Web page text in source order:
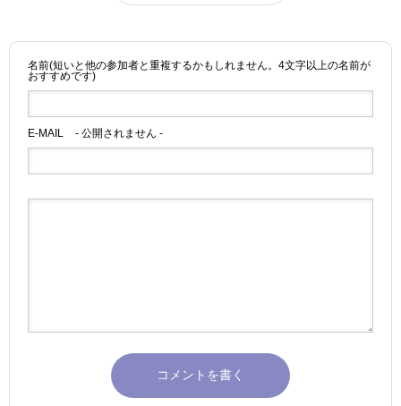
名前(短いと他の参加者と重複するかもしれません。4文字以上の名前が
おすすめです)
E-MAIL - 公開されません -